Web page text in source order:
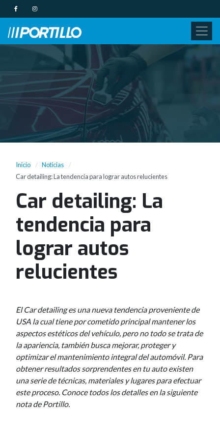
Inicio
Noticias
Car detailing: La tendencia para lograr autos relucientes
Car detailing: La
tendencia para
lograr autos
relucientes
El Car detailing es una nueva tendencia proveniente de
USA la cual tiene por cometido principal mantener los
aspectos estéticos del vehículo, pero no todo se trata de
la apariencia, también busca mejorar, proteger y
optimizar el mantenimiento integral del automóvil. Para
obtener resultados sorprendentes en tu auto existen
una serie de técnicas, materiales y lugares para efectuar
este proceso. Conoce todos los detalles en la siguiente
nota de Portillo.